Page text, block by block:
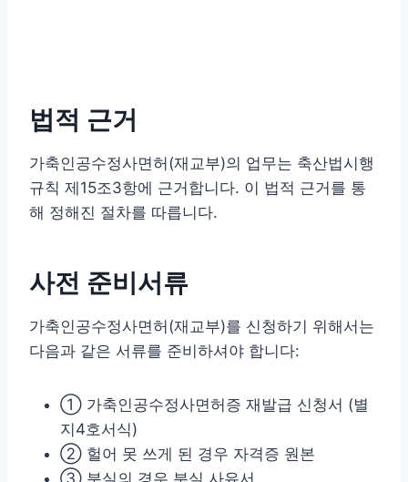
법적 근거
가축인공수정사면허(재교부)의 업무는 축산법시행
규칙 제15조3항에 근거합니다. 이 법적 근거를 통
해 정해진 절차를 따릅니다.
사전 준비서류
가축인공수정사면허(재교부)를 신청하기 위해서는
다음과 같은 서류를 준비하셔야 합니다:
① 가축인공수정사면허증 재발급 신청서 (별
지4호서식)
② 헐어 못 쓰게 된 경우 자격증 원본
③ 분실의 경우 분실 사유서